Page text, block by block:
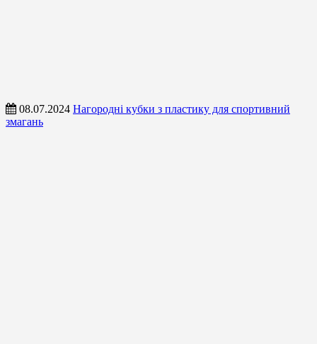
08.07.2024 Нагородні кубки з пластику для спортивний
змагань